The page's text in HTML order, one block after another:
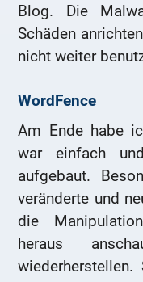
Blog. Die
Schäden
nicht weiter
WordFence
Am Ende habe
war einfach
aufgebaut.
veränderte und
die
heraus
wiederherstellen.